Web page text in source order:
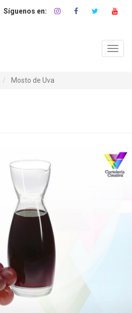
Mosto de Uva